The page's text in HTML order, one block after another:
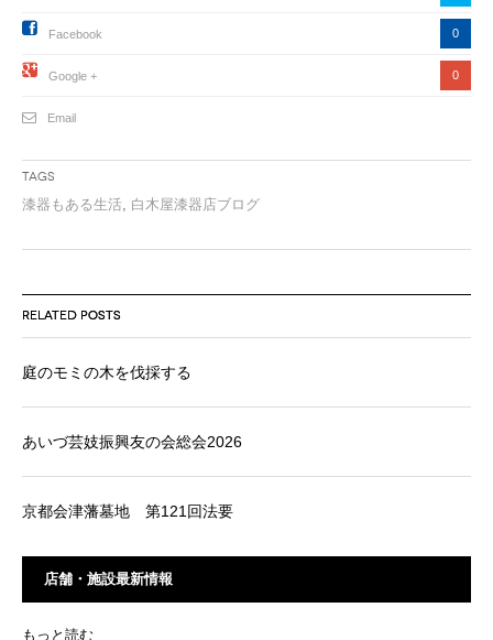
Facebook 0
Google + 0
Email
Tags
漆器もある生活, 白木屋漆器店ブログ
RELATED POSTS
庭のモミの木を伐採する
あいづ芸妓振興友の会総会2026
京都会津藩墓地 第121回法要
店舗・施設最新情報
もっと読む